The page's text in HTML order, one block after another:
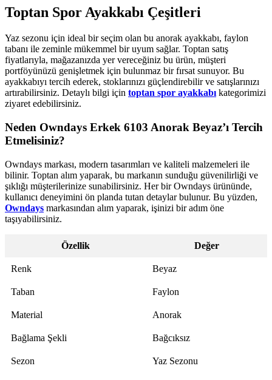
Toptan Spor Ayakkabı Çeşitleri
Yaz sezonu için ideal bir seçim olan bu anorak ayakkabı, faylon
tabanı ile zeminle mükemmel bir uyum sağlar. Toptan satış
fiyatlarıyla, mağazanızda yer vereceğiniz bu ürün, müşteri
portföyünüzü genişletmek için bulunmaz bir fırsat sunuyor. Bu
ayakkabıyı tercih ederek, stoklarınızı güçlendirebilir ve satışlarınızı
artırabilirsiniz. Detaylı bilgi için toptan spor ayakkabı kategorimizi
ziyaret edebilirsiniz.
Neden Owndays Erkek 6103 Anorak Beyaz’ı Tercih
Etmelisiniz?
Owndays markası, modern tasarımları ve kaliteli malzemeleri ile
bilinir. Toptan alım yaparak, bu markanın sunduğu güvenilirliği ve
şıklığı müşterilerinize sunabilirsiniz. Her bir Owndays ürününde,
kullanıcı deneyimini ön planda tutan detaylar bulunur. Bu yüzden,
Owndays markasından alım yaparak, işinizi bir adım öne
taşıyabilirsiniz.
Özellik Değer
Renk Beyaz
Taban Faylon
Material Anorak
Bağlama Şekli Bağcıksız
Sezon Yaz Sezonu